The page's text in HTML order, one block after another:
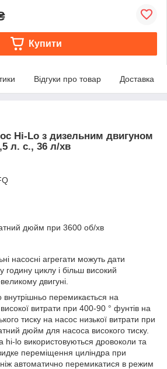
Купити
Відгуки про товар Доставка
Hi-Lo з дизельним двигуном
л. с., 36 л/хв
дюйм при 3600 об/хв
насосні агрегати можуть дати
годину циклу і більш високий
двигуні.
перемикається на
витрати при 400-90 ° фунтів на
тиску на насос низької витрати при
дюйм для насоса високого тиску.
hi-lo використовуються дровоколи та
переміщення циліндра при
автоматично перемикатися в режим